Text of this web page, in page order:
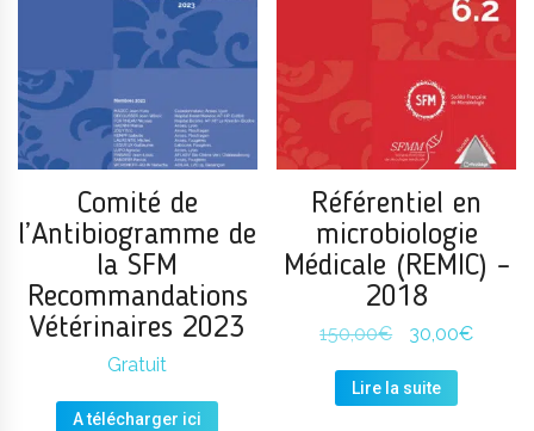
Comité de
l’Antibiogramme de
la SFM
Recommandations
Vétérinaires 2023
Gratuit
A télécharger ici
Référentiel en
microbiologie
Médicale (REMIC) –
2018
150,00€
Le
initial
était :
150,00€.
30,00€Le
Lire la suite